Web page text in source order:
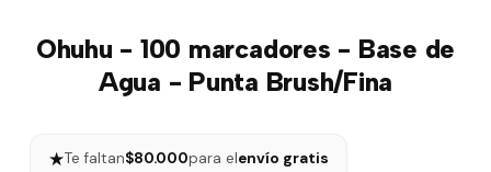
Ohuhu - 100 marcadores - Base de
Agua - Punta Brush/Fina
★Te faltan$80.000para elenvío gratis